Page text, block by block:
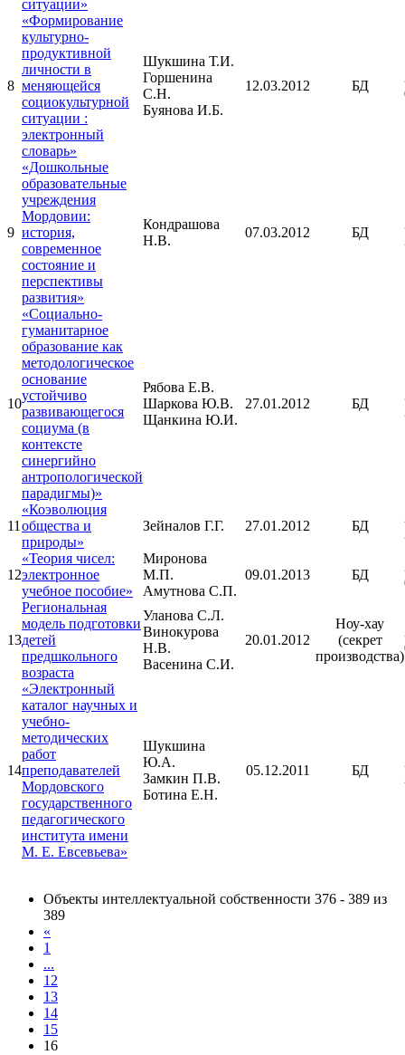
ситуации»
8
«Формирование
культурно-
продуктивной
личности в
меняющейся
социокультурной
ситуации :
электронный
словарь»
Шукшина Т.И.
Горшенина
С.Н.
Буянова И.Б.
12.03.2012 БД
9
«Дошкольные
образовательные
учреждения
Мордовии:
история,
современное
состояние и
перспективы
развития»
Кондрашова
Н.В.
07.03.2012 БД
10
«Социально-
гуманитарное
образование как
методологическое
основание
устойчиво
развивающегося
социума (в
контексте
синергийно
антропологической
парадигмы)»
Рябова Е.В.
Шаркова Ю.В.
Щанкина Ю.И.
27.01.2012 БД
11
«Коэволюция
общества и
природы»
Зейналов Г.Г. 27.01.2012 БД
12
«Теория чисел:
электронное
учебное пособие»
Миронова
М.П.
Амутнова С.П.
09.01.2013 БД
13
Региональная
модель подготовки
детей
предшкольного
возраста
Уланова С.Л.
Винокурова
Н.В.
Васенина С.И.
20.01.2012
Ноу-хау
(секрет
производства)
14
«Электронный
каталог научных и
учебно-
методических
работ
преподавателей
Мордовского
государственного
педагогического
института имени
М. Е. Евсевьева»
Шукшина
Ю.А.
Замкин П.В.
Ботина Е.Н.
05.12.2011 БД
Объекты интеллектуальной собственности 376 - 389 из
389
«
1
...
12
13
14
15
16